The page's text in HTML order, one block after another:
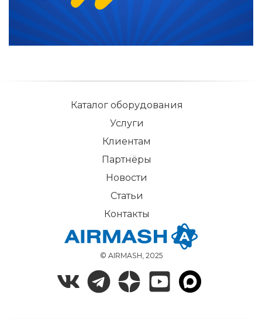
© AIRMASH, 2025
Каталог оборудования
Услуги
Клиентам
Партнёры
Новости
Статьи
Контакты